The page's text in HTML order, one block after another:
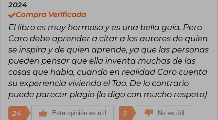
Nepal, en India, Australia y Europa, aprendiendo
con un chamán en Ecuador y con maestras de
tantra en Costa Rica. Desde allí me dediqué a
seguir y encarnar toda esa sabiduría que
encontré en mis viajes.
Comencé a estudiar todo lo que encendiera mi
corazón y llegué al yoga, tantra y Tao, que hoy
me enamoran y guían mi vida. Siento que mi
misión es ponerle palabras al lenguaje de la
naturaleza y al Universo. Hoy soy profesora de
meditación, de yoga y de sabiduría femenina.
Pero, por sobre todo, soy un ser que jamás
2024
Compra Verificada
El libro es muy hermoso y es una bella guia. Pero
Caro debe aprender a citar a los autores de quien
se inspira y de quien aprende, ya que las personas
pueden pensar que ella inventa muchas de las
cosas que habla, cuando en realidad Caro cuenta
su experiencia viviendo el Tao. De lo contrario
puede parecer plagio (lo digo con mucho respeto)
24 Esta opinión es útil 3 No es útil